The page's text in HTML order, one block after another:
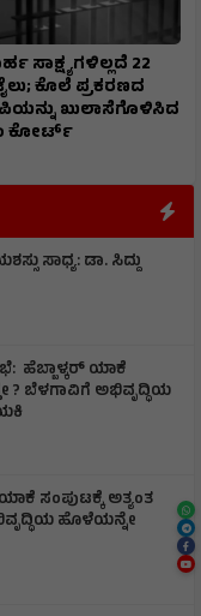
ಸಾಕ್ಷ್ಯಗಳಿಲ್ಲದೆ 22
ಕೊಲೆ ಪ್ರಕರಣದ
ಖುಲಾಸೆಗೊಳಿಸಿದ
ಕೋರ್ಟ್
ಸಾಧ್ಯ: ಡಾ. ಸಿದ್ದು
ಹೆಬ್ಬಾಳ್ಕರ್ ಯಾಕೆ
? ಬೆಳಗಾವಿಗೆ ಅಭಿವೃದ್ಧಿಯ
ಸಂಪುಟಕ್ಕೆ ಅತ್ಯಂತ
ಹೊಳೆಯನ್ನೇ